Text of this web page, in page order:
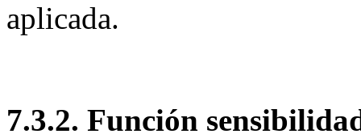
aplicada.
7.3.2. Función